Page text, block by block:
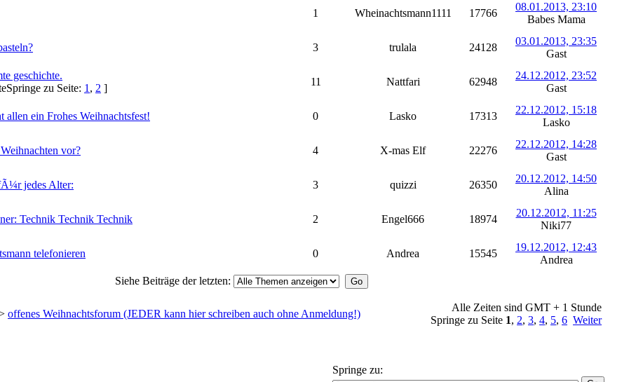
1 Wheinachtsmann1111 17766
08.01.2013, 23:10
Babes Mama
3 trulala 24128
03.01.2013, 23:35
Gast
geschichte.
Springe zu Seite: 1 , 2 ]
11 Nattfari 62948
24.12.2012, 23:52
Gast
ein Frohes Weihnachtsfest! 0 Lasko 17313
22.12.2012, 15:18
Lasko
vor? 4 X-mas Elf 22276
22.12.2012, 14:28
Gast
jedes Alter: 3 quizzi 26350
20.12.2012, 14:50
Alina
Technik Technik Technik 2 Engel666 18974
20.12.2012, 11:25
Niki77
telefonieren 0 Andrea 15545
19.12.2012, 12:43
Andrea
Siehe Beiträge der letzten:
offenes Weihnachtsforum (JEDER kann hier schreiben auch ohne Anmeldung!)
Alle Zeiten sind GMT + 1 Stunde
Springe zu Seite 1, 2, 3, 4, 5, 6 Weiter
Springe zu: